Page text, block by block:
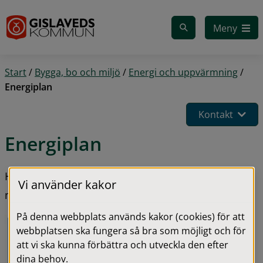
Meny
Start/ Bygga, bo och miljö / Energi och uppvärmning/
Energiplan
Kontakt
Energiplan
Här kan du läsa om Gislaveds kommuns arbete
med energiplanering.
Vi använder kakor
På denna webbplats används kakor (cookies) för att
webbplatsen ska fungera så bra som möjligt och för
att vi ska kunna förbättra och utveckla den efter
dina behov.